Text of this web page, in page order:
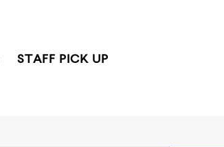
STAFF PICK UP